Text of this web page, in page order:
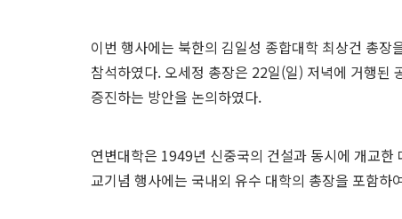
이번 행사에는 북한의 김일성 종합대학 최상건 총
참석하였다. 오세정 총장은 22일(일) 저녁에 거행된
증진하는 방안을 논의하였다.
연변대학은 1949년 신중국의 건설과 동시에 개교
교기념 행사에는 국내외 유수 대학의 총장을 포함